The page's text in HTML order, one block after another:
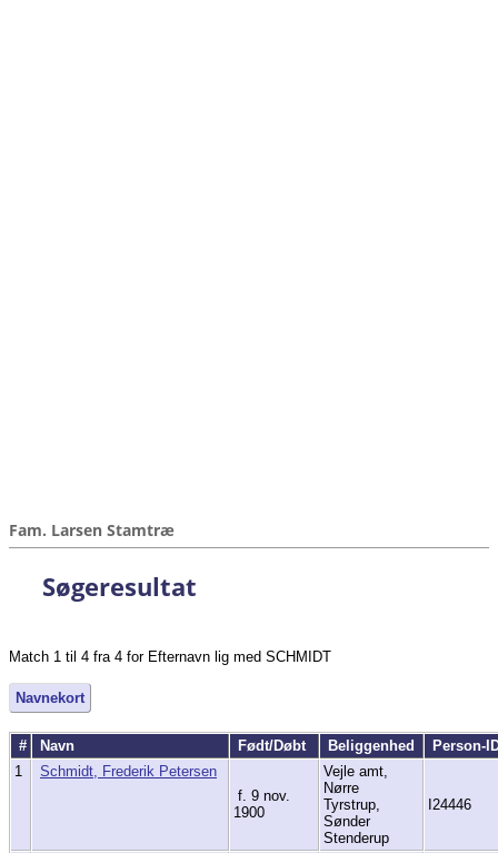
Fam. Larsen Stamtræ
Søgeresultat
Match 1 til 4 fra 4 for Efternavn lig med SCHMIDT
Navnekort
# Navn Født/Døbt Beliggenhed
Person-
1
Schmidt, Frederik Petersen
f. 9 nov.
1900
Vejle amt,
Nørre
Tyrstrup,
Sønder
Stenderup
I24446